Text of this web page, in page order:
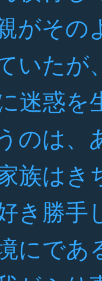
がその
いたが
迷惑
のは、
族は
き勝
にであ